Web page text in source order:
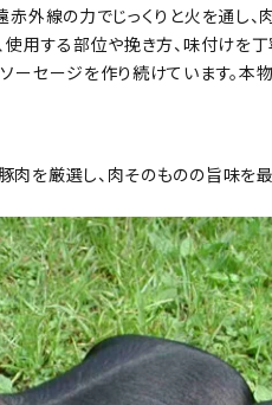
外線の力でじっくりと火を通し
用する部位や挽き方、味付けを
ーセージを作り続けています。本
を厳選し、肉そのものの旨味を最